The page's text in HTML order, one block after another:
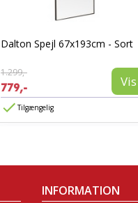
Dalton Spejl 67x193cm - Sort
1.299,-
779,- Vis
Tilgængelig
INFORMATION